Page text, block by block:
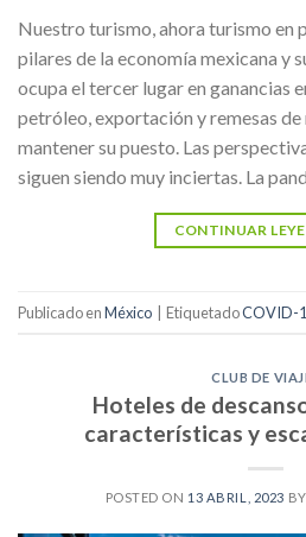
Nuestro turismo, ahora turismo en
pilares de la economía mexicana y
ocupa el tercer lugar en ganancias
petróleo, exportación y remesas
mantener su puesto. Las
siguen siendo muy inciertas. La
CONTINUAR
Publicado enMéxico EtiquetadoCOVID-
CLUB DE
Hoteles de
características y
POSTED ON 13 ABRIL, 2023